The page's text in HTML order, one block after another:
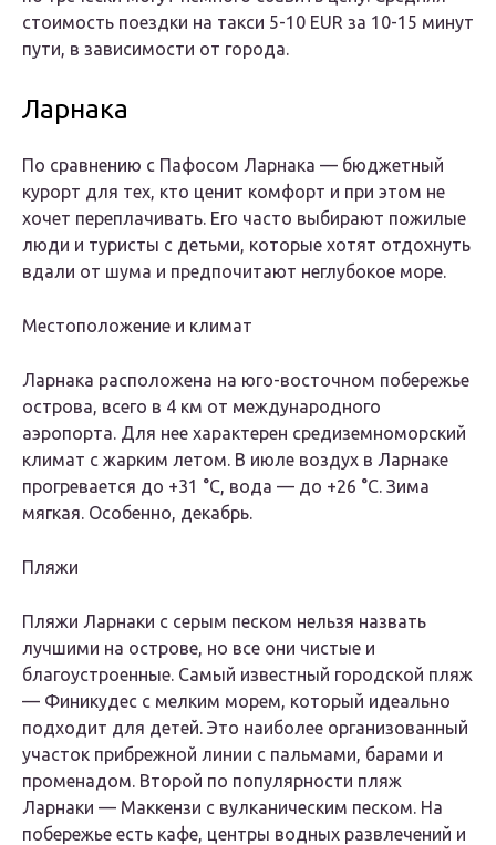
стоимость поездки на такси 5-10 EUR за 10-15 минут
пути, в зависимости от города.
Ларнака
По сравнению с Пафосом Ларнака — бюджетный
курорт для тех, кто ценит комфорт и при этом не
хочет переплачивать. Его часто выбирают пожилые
люди и туристы с детьми, которые хотят отдохнуть
вдали от шума и предпочитают неглубокое море.
Местоположение и климат
Ларнака расположена на юго-восточном побережье
острова, всего в 4 км от международного
аэропорта. Для нее характерен средиземноморский
климат с жарким летом. В июле воздух в Ларнаке
прогревается до +31 °C, вода — до +26 °C. Зима
мягкая. Особенно, декабрь.
Пляжи
Пляжи Ларнаки с серым песком нельзя назвать
лучшими на острове, но все они чистые и
благоустроенные. Самый известный городской пляж
— Финикудес с мелким морем, который идеально
подходит для детей. Это наиболее организованный
участок прибрежной линии с пальмами, барами и
променадом. Второй по популярности пляж
Ларнаки — Маккензи с вулканическим песком. На
побережье есть кафе, центры водных развлечений и